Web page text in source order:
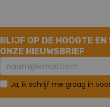
BLIJF OP DE HOOGTE
ONZE NIEUWSBRIEF
Ja, ik schrijf me graag in